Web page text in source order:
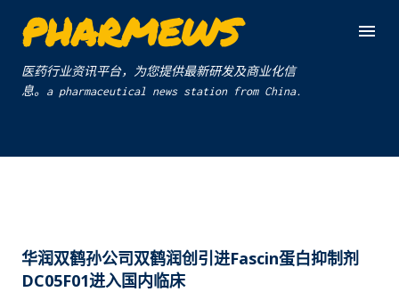
跳至主要内容
PHARMEWS
医药行业资讯平台，为您提供最新研发及商业化信
息。a pharmaceutical news station from China.
华润双鹤孙公司双鹤润创引进Fascin蛋白抑制剂
DC05F01进入国内临床